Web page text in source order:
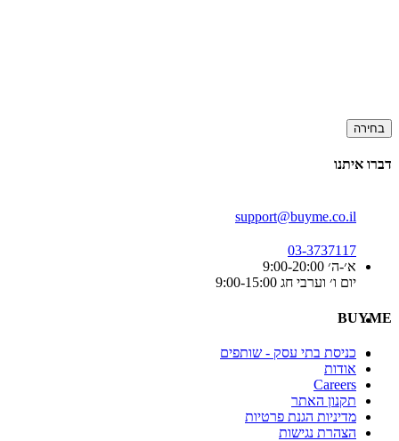
בחירה
דברו איתנו
support@buyme.co.il
03-3737117
א׳-ה׳ 9:00-20:00
יום ו׳ וערבי חג 9:00-15:00
BUYME
כניסת בתי עסק - שותפים
אודות
Careers
תקנון האתר
מדיניות הגנת פרטיות
הצהרת נגישות